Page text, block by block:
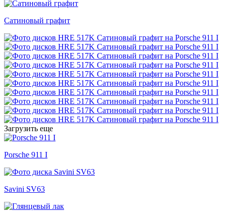
Сатиновый графит
Загрузить еще
Porsche 911 I
Savini SV63